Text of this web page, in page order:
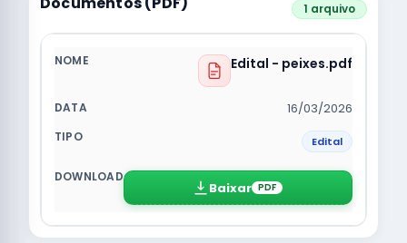
1 arquivo
Edital - peixes.pdf
16/03/2026
Edital
Baixar PDF